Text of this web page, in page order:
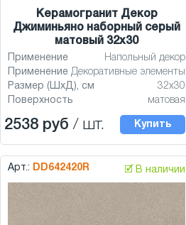
Керамогранит Декор
Джиминьяно наборный серый
матовый 32x30
Применение
Напольный декор
Применение Декоративные элементы
Размер (ШхД), см
32x30
Поверхность
матовая
2538 руб / шт. Купить
Арт.: DD642420R 🗹 В наличии